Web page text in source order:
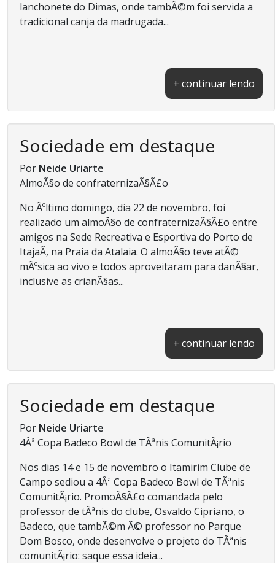
lanchonete do Dimas, onde tambÃ©m foi servida a
tradicional canja da madrugada...
+ continuar lendo
Sociedade em destaque
Por Neide Uriarte
AlmoÃ§o de confraternizaÃ§Ã£o
No Ãºltimo domingo, dia 22 de novembro, foi
realizado um almoÃ§o de confraternizaÃ§Ã£o entre
amigos na Sede Recreativa e Esportiva do Porto de
ItajaÃ­, na Praia da Atalaia. O almoÃ§o teve atÃ©
mÃºsica ao vivo e todos aproveitaram para danÃ§ar,
inclusive as crianÃ§as...
+ continuar lendo
Sociedade em destaque
Por Neide Uriarte
4Âª Copa Badeco Bowl de TÃªnis ComunitÃ¡rio
Nos dias 14 e 15 de novembro o Itamirim Clube de
Campo sediou a 4Âª Copa Badeco Bowl de TÃªnis
ComunitÃ¡rio. PromoÃ§Ã£o comandada pelo
professor de tÃªnis do clube, Osvaldo Cipriano, o
Badeco, que tambÃ©m Ã© professor no Parque
Dom Bosco, onde desenvolve o projeto do TÃªnis
comunitÃ¡rio: saque essa ideia...